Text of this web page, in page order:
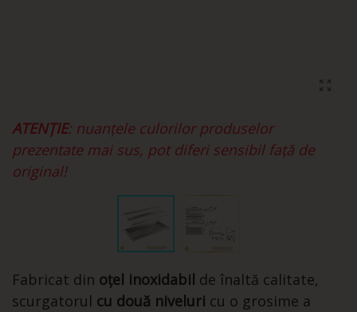
ATENȚIE: nuanțele culorilor produselor
prezentate mai sus, pot diferi sensibil față de
original!
Fabricat din oțel inoxidabil de înaltă calitate,
scurgatorul cu două niveluri cu o grosime a